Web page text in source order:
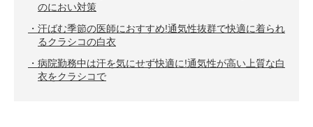
のにおい対策
汗ばむ季節の医師におすすめ!通気性抜群で快適に着られ
るクラシコの白衣
病院勤務中は汗を気にせず快適に!通気性が高い上質な白
衣をクラシコで